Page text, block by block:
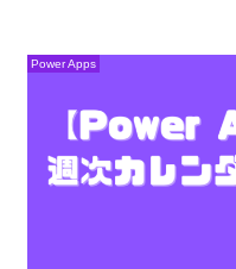
Power Apps